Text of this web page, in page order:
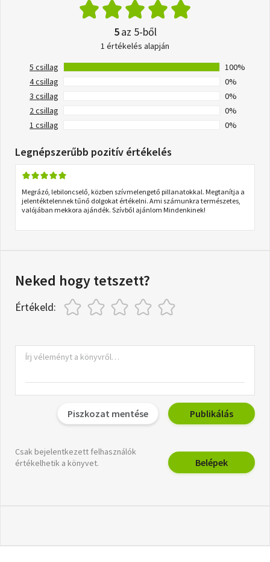
5az 5-ből
1 értékelés alapján
5 csillag
100%
4 csillag
0%
3 csillag
0%
2 csillag
0%
1 csillag
0%
Legnépszerűbb pozitív értékelés
Megrázó, lebiloncselő, közben szívmelengető pillanatokkal. Megtanítja a
jelentéktelennek tűnő dolgokat értékelni. Ami számunkra természetes,
valójában mekkora ajándék. Szívből ajánlom Mindenkinek!
Neked hogy tetszett?
Értékeld:
Piszkozat mentése Publikálás
Csak bejelentkezett felhasználók
értékelhetik a könyvet.
Belépek